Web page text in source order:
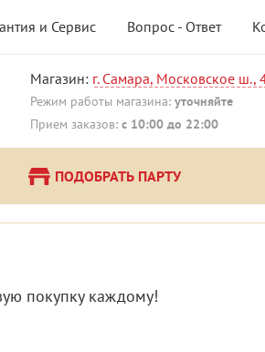
и Сервис Вопрос - Ответ
Магазин: г. Самара, Московское ш.,
Режим работы магазина: уточняйте
Прием заказов: с 10:00 до 22:00
ПОДОБРАТЬ ПАРТУ
покупку каждому!